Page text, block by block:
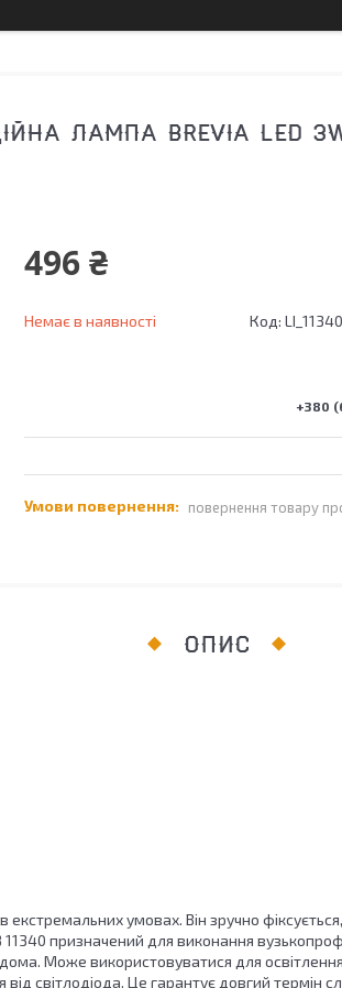
ЛАМПА BREVIA LED 3W
496 ₴
Немає в наявності Код: LI_11340
+380
повернення товару
ОПИС
умовах. Він зручно фіксується,
11340 призначений для виконання
Може використовуватися для
світлодіода. Це гарантує довгий термін